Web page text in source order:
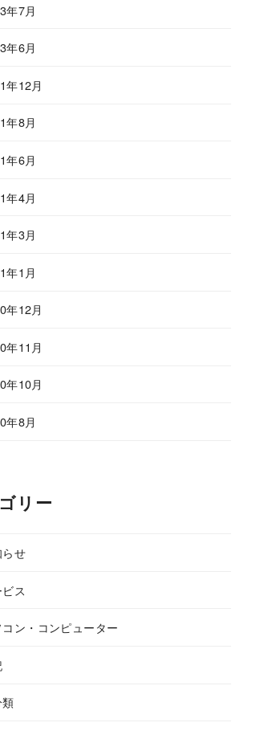
年7月
年6月
年12月
年8月
年6月
年4月
年3月
年1月
年12月
年11月
年10月
年8月
リー
らせ
ス
ン・コンピューター